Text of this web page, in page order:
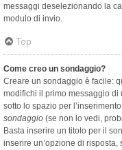
messaggi deselezionando la
modulo di invio.
Top
Come creo un sondaggio?
Creare un sondaggio è facile:
modifichi il primo messaggio di
sotto lo spazio per
sondaggio (se non lo vedi,
Basta inserire un titolo per il
inserire un’opzione di